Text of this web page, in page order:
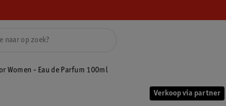
Women - Eau de Parfum 100ml
Verkoop via partner